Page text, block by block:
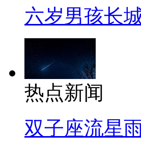
六岁男孩长
热点新闻
双子座流星